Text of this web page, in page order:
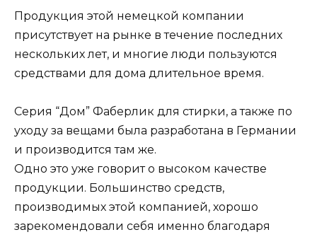
Продукция этой немецкой компании
присутствует на рынке в течение последних
нескольких лет, и многие люди пользуются
средствами для дома длительное время.
Серия “Дом” Фаберлик для стирки, а также по
уходу за вещами была разработана в Германии
и производится там же.
Одно это уже говорит о высоком качестве
продукции. Большинство средств,
производимых этой компанией, хорошо
зарекомендовали себя именно благодаря